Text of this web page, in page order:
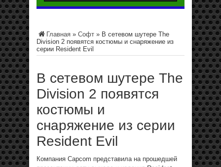
Главная » Софт » В сетевом шутере The
Division 2 появятся костюмы и снаряжение из
серии Resident Evil
В сетевом шутере The
Division 2 появятся
костюмы и
снаряжение из серии
Resident Evil
Компания Capcom представила на прошедшей